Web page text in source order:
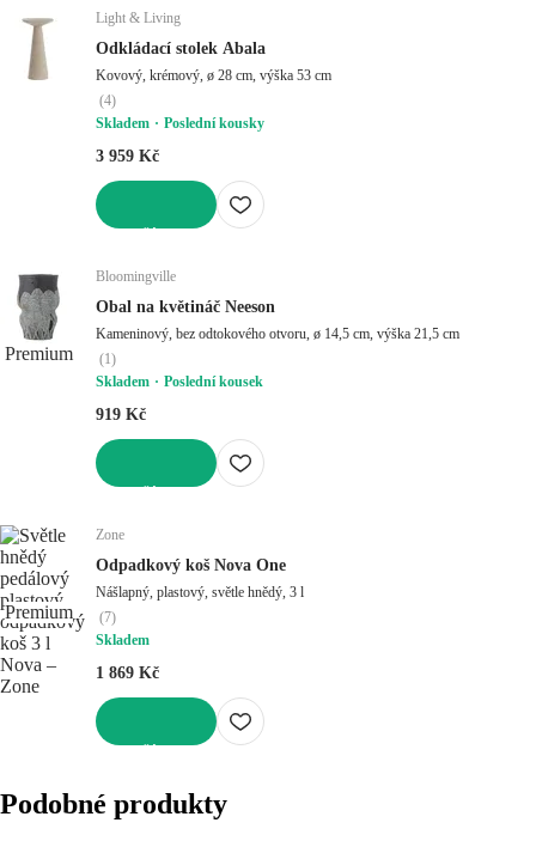
Light & Living
Odkládací stolek Abala
Kovový, krémový, ø 28 cm, výška 53 cm
(4)
Skladem
Poslední kousky
3 959 Kč
Premium
Bloomingville
Obal na květináč Neeson
Kameninový, bez odtokového otvoru, ø 14,5 cm, výška 21,5 cm
(1)
Skladem
Poslední kousek
919 Kč
Premium
Zone
Odpadkový koš Nova One
Nášlapný, plastový, světle hnědý, 3 l
(7)
Skladem
1 869 Kč
Podobné produkty